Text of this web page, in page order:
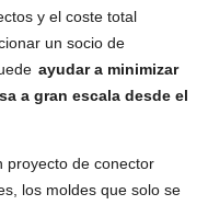
y el coste total
un socio de
ayudar a minimizar
a gran escala desde el
proyecto de conector
los moldes que solo se